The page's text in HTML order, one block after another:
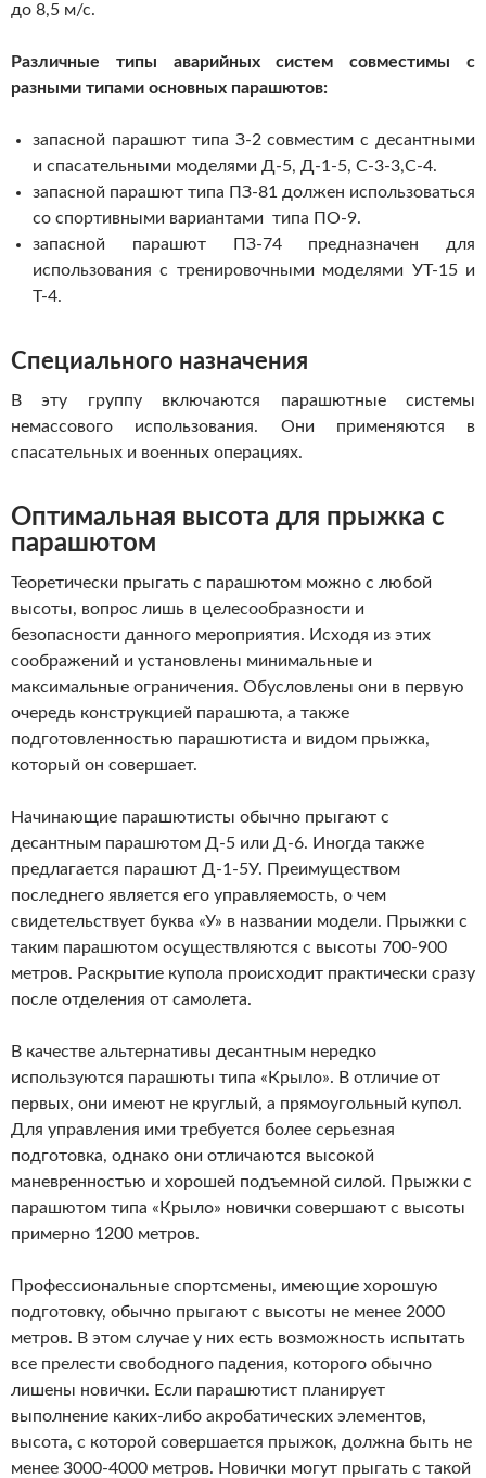
до 8,5 м/с.
Различные типы аварийных систем совместимы с
разными типами основных парашютов:
запасной парашют типа З-2 совместим с десантными
и спасательными моделями Д-5, Д-1-5, С-3-3,С-4.
запасной парашют типа ПЗ-81 должен использоваться
со спортивными вариантами типа ПО-9.
запасной парашют ПЗ-74 предназначен для
использования с тренировочными моделями УТ-15 и
Т-4.
Специального назначения
В эту группу включаются парашютные системы
немассового использования. Они применяются в
спасательных и военных операциях.
Оптимальная высота для прыжка с
парашютом
Теоретически прыгать с парашютом можно с любой
высоты, вопрос лишь в целесообразности и
безопасности данного мероприятия. Исходя из этих
соображений и установлены минимальные и
максимальные ограничения. Обусловлены они в первую
очередь конструкцией парашюта, а также
подготовленностью парашютиста и видом прыжка,
который он совершает.
Начинающие парашютисты обычно прыгают с
десантным парашютом Д-5 или Д-6. Иногда также
предлагается парашют Д-1-5У. Преимуществом
последнего является его управляемость, о чем
свидетельствует буква «У» в названии модели. Прыжки с
таким парашютом осуществляются с высоты 700-900
метров. Раскрытие купола происходит практически сразу
после отделения от самолета.
В качестве альтернативы десантным нередко
используются парашюты типа «Крыло». В отличие от
первых, они имеют не круглый, а прямоугольный купол.
Для управления ими требуется более серьезная
подготовка, однако они отличаются высокой
маневренностью и хорошей подъемной силой. Прыжки с
парашютом типа «Крыло» новички совершают с высоты
примерно 1200 метров.
Профессиональные спортсмены, имеющие хорошую
подготовку, обычно прыгают с высоты не менее 2000
метров. В этом случае у них есть возможность испытать
все прелести свободного падения, которого обычно
лишены новички. Если парашютист планирует
выполнение каких-либо акробатических элементов,
высота, с которой совершается прыжок, должна быть не
менее 3000-4000 метров. Новички могут прыгать с такой